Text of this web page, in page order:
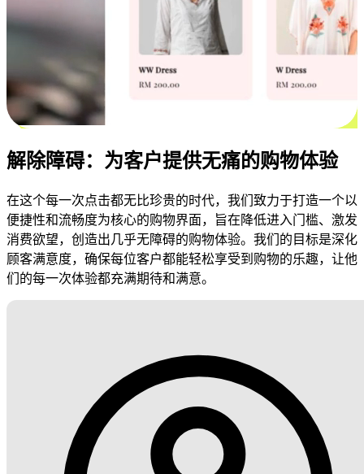
解除障碍：为客户提供无痛的购物体验
在这个每一次点击都无比珍贵的时代，我们致力于打造一个以
便捷性和流畅度为核心的购物界面，旨在降低进入门槛、激发
消费欲望，创造出几乎无障碍的购物体验。我们的目标是深化
顾客满意度，确保每位客户都能轻松享受到购物的乐趣，让他
们的每一次体验都充满期待和满意。